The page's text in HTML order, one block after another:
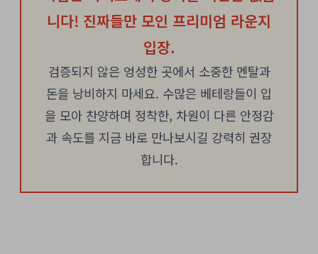
니다! 진짜들만 모인 프리미엄 라운지
입장.
검증되지 않은 엉성한 곳에서 소중한 멘탈과
돈을 낭비하지 마세요. 수많은 베테랑들이 입
을 모아 찬양하며 정착한, 차원이 다른 안정감
과 속도를 지금 바로 만나보시길 강력히 권장
합니다.